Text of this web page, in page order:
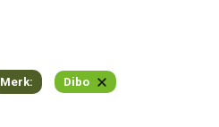
Merk: Dibo